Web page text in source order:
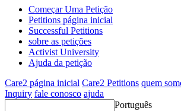
Começar Uma Petição
Petitions página inicial
Successful Petitions
sobre as petições
Activist University
Ajuda da petição
Care2 página inicial Care2 Petitions quem
Inquiry fale conosco ajuda
Português